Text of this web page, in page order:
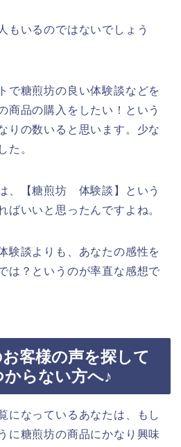
もいるのではないでしょう
で糖煎坊の良い体験談などを
商品の購入をしたい！という
りの数いると思います。少な
た。
、【糖煎坊 体験談】という
ばいいと思ったんですよね。
験談よりも、あなたの感性を
は？というのが率直な感想で
客様の声を探して
らない方へ♪
になっているあなたは、もし
に糖煎坊の商品にかなり興味